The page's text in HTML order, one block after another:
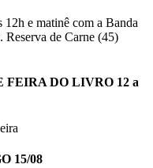
12h e matinê com a Banda
Reserva de Carne (45)
FEIRA DO LIVRO 12 a
15/08